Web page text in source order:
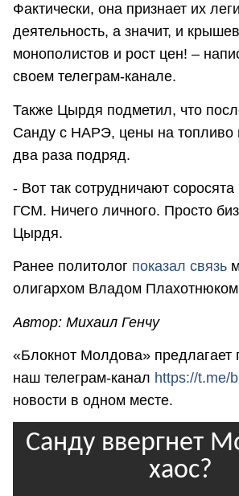
Фактически, она признает их
деятельность, а значит, и
монополистов и рост цен! –
своем телеграм-канале.
Также Цырдя подметил, что
Санду с НАРЭ, цены на топливо
два раза подряд.
- Вот так сотрудничают
ГСМ. Ничего личного. Просто
Цырдя.
Ранее политолог показал связь
олигархом Владом
Автор: Михаил Генчу
«Блокнот Молдова» предлагает
наш телеграм-канал https://t.me/
новости в одном месте.